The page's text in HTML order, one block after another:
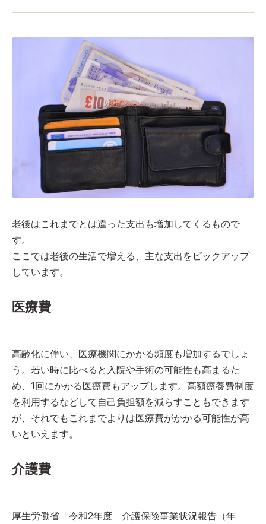
老後はこれまでとは違った支出も増加してくるもので
す。
ここでは老後の生活で増える、主な支出をピックアップ
しています。
医療費
高齢化に伴い、医療機関にかかる頻度も増加するでしょ
う。若い時に比べると入院や手術の可能性も高まるた
め、1回にかかる医療費もアップします。高額療養費制度
を利用するなどして自己負担額を減らすこともできます
が、それでもこれまでよりは医療費がかかる可能性が高
いといえます。
介護費
厚生労働省「令和2年度 介護保険事業状況報告（年